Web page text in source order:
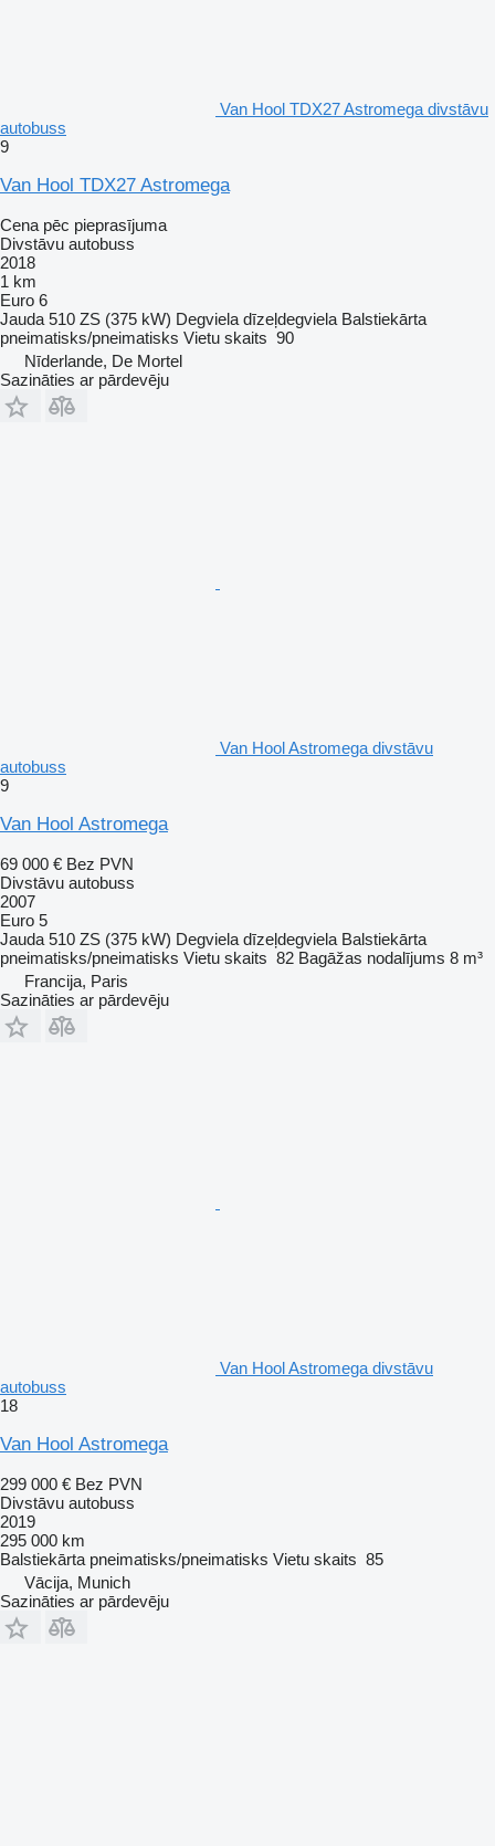
Van Hool TDX27 Astromega divstāvu
autobuss
9
Van Hool TDX27 Astromega
Cena pēc pieprasījuma
Divstāvu autobuss
2018
1 km
Euro 6
Jauda 510 ZS (375 kW) Degviela dīzeļdegviela Balstiekārta
pneimatisks/pneimatisks Vietu skaits 90
Nīderlande, De Mortel
Sazināties ar pārdevēju
Van Hool Astromega divstāvu
autobuss
9
Van Hool Astromega
69 000 € Bez PVN
Divstāvu autobuss
2007
Euro 5
Jauda 510 ZS (375 kW) Degviela dīzeļdegviela Balstiekārta
pneimatisks/pneimatisks Vietu skaits 82 Bagāžas nodalījums 8 m³
Francija, Paris
Sazināties ar pārdevēju
Van Hool Astromega divstāvu
autobuss
18
Van Hool Astromega
299 000 € Bez PVN
Divstāvu autobuss
2019
295 000 km
Balstiekārta pneimatisks/pneimatisks Vietu skaits 85
Vācija, Munich
Sazināties ar pārdevēju